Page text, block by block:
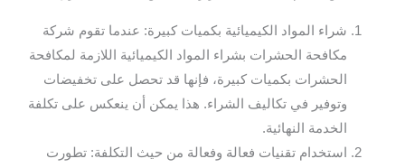
شراء المواد الكيميائية بكميات كبيرة: عندما تقوم شركة
مكافحة الحشرات بشراء المواد الكيميائية اللازمة لمكافحة
الحشرات بكميات كبيرة، فإنها قد تحصل على تخفيضات
وتوفير في تكاليف الشراء. هذا يمكن أن ينعكس على تكلفة
الخدمة النهائية.
استخدام تقنيات فعالة وفعالة من حيث التكلفة: تطورت